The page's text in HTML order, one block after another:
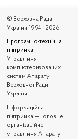
© Верховна Рада
України 1994—2026
Програмно-технічна
підтримка —
Управління
комп'ютеризованих
систем Апарату
Верховної Ради
України
Iнформаційна
підтримка — Головне
організаційне
управління Апарату